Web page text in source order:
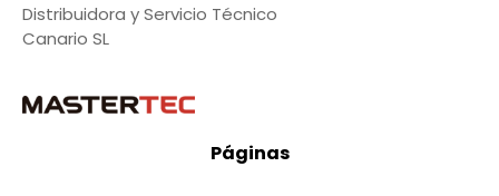
Distribuidora y Servicio Técnico
Canario SL
Páginas